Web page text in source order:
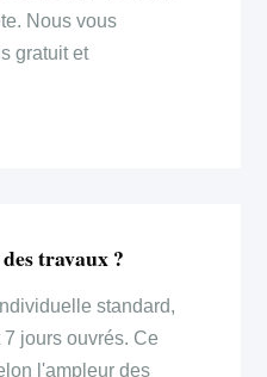
Nous vous
gratuit et
travaux ?
standard,
jours ouvrés. Ce
l'ampleur des